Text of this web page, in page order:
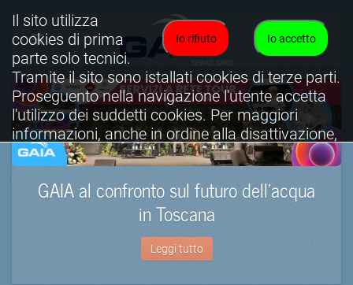
GAIA al confronto sul futuro dell’acqua
in Toscana
Leggi tutto
Io accetto
Io rifiuto
Il sito utilizza
cookies di prima
parte solo tecnici.
Tramite il sito sono istallati cookies di terze parti.
Proseguento nella navigazione l'utente accetta
l'utilizzo dei suddetti cookies. Per maggiori
informazioni, anche in ordine alla disattivazione,
è possibile consultare l'informativa cookies
completa.
Visualizza informativa completa.